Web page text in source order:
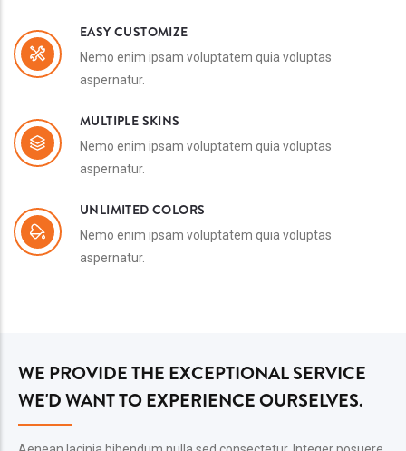
EASY CUSTOMIZE
Nemo enim ipsam voluptatem quia voluptas
aspernatur.
MULTIPLE SKINS
Nemo enim ipsam voluptatem quia voluptas
aspernatur.
UNLIMITED COLORS
Nemo enim ipsam voluptatem quia voluptas
aspernatur.
WE PROVIDE THE EXCEPTIONAL SERVICE
WE'D WANT TO EXPERIENCE OURSELVES.